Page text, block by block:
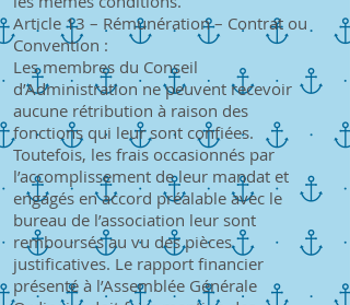
Article 13 – Rémunération – Contrat ou
Convention :
Les membres du Conseil
d’Administration ne peuvent recevoir
aucune rétribution à raison des
fonctions qui leur sont confiées.
Toutefois, les frais occasionnés par
l’accomplissement de leur mandat et
engagés en accord préalable avec le
bureau de l’association leur sont
remboursés au vu des pièces
justificatives. Le rapport financier
présenté à l’Assemblée Générale